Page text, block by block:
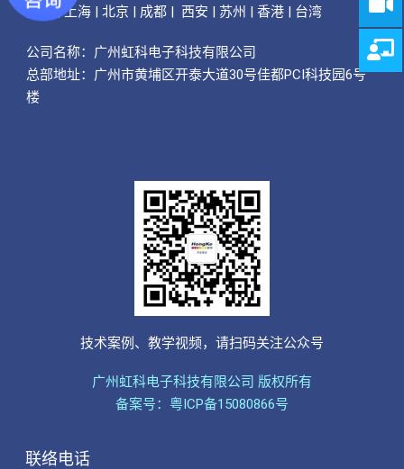
广州 | 上海 | 北京 | 成都 | 西安 | 苏州 | 香港 | 台湾
公司名称： 广州虹科电子科技有限公司
总部地址：广州市黄埔区开泰大道30号佳都PCI科技园6号
楼
技术案例、教学视频，请扫码关注公众号
广州虹科电子科技有限公司 版权所有
备案号：粤ICP备15080866号
联络电话